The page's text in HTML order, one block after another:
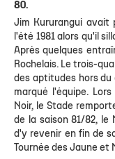
80.
Jim Kururangui avait
l'été 1981 alors qu'il
Après quelques
Rochelais. Le trois-
des aptitudes hors
marqué l'équipe.
Noir, le Stade
de la saison 81/82, le
d'y revenir en fin de
Tournée des Jaune et